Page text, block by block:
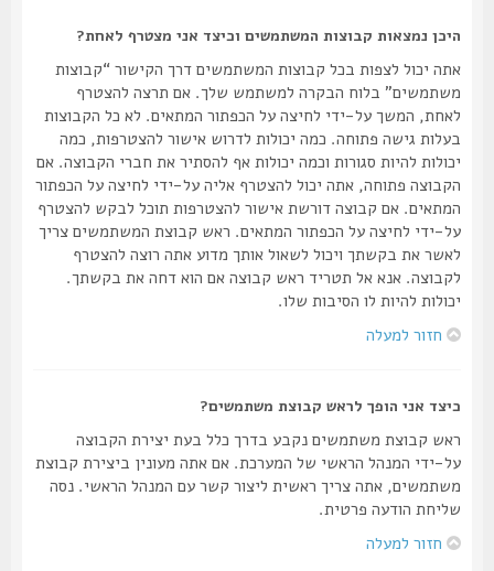
היכן נמצאות קבוצות המשתמשים וכיצד אני מצטרף לאחת?
אתה יכול לצפות בכל קבוצות המשתמשים דרך הקישור “קבוצות
משתמשים” בלוח הבקרה למשתמש שלך. אם תרצה להצטרף
לאחת, המשך על-ידי לחיצה על הכפתור המתאים. לא כל הקבוצות
בעלות גישה פתוחה. כמה יכולות לדרוש אישור להצטרפות, כמה
יכולות להיות סגורות וכמה יכולות אף להסתיר את חברי הקבוצה. אם
הקבוצה פתוחה, אתה יכול להצטרף אליה על-ידי לחיצה על הכפתור
המתאים. אם קבוצה דורשת אישור להצטרפות תוכל לבקש להצטרף
על-ידי לחיצה על הכפתור המתאים. ראש קבוצת המשתמשים צריך
לאשר את בקשתך ויכול לשאול אותך מדוע אתה רוצה להצטרף
לקבוצה. אנא אל תטריד ראש קבוצה אם הוא דחה את בקשתך.
יכולות להיות לו הסיבות שלו.
חזור למעלה
כיצד אני הופך לראש קבוצת משתמשים?
ראש קבוצת משתמשים נקבע בדרך כלל בעת יצירת הקבוצה
על-ידי המנהל הראשי של המערכת. אם אתה מעונין ביצירת קבוצת
משתמשים, אתה צריך ראשית ליצור קשר עם המנהל הראשי. נסה
שליחת הודעה פרטית.
חזור למעלה